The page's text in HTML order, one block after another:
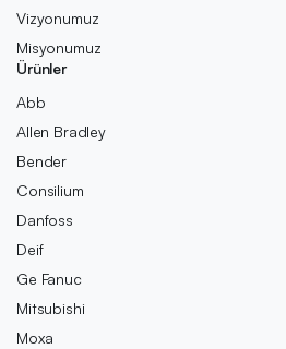
Vizyonumuz
Misyonumuz
Ürünler
Abb
Allen Bradley
Bender
Consilium
Danfoss
Deif
Ge Fanuc
Mitsubishi
Moxa